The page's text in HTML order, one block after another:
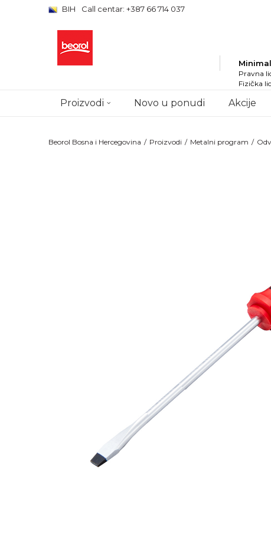
BIH Call centar: +387 66 714 037
Pravna
Fizička
Proizvodi Novo u ponudi Akcije
Beorol Bosna i Hercegovina Proizvodi Metalni program